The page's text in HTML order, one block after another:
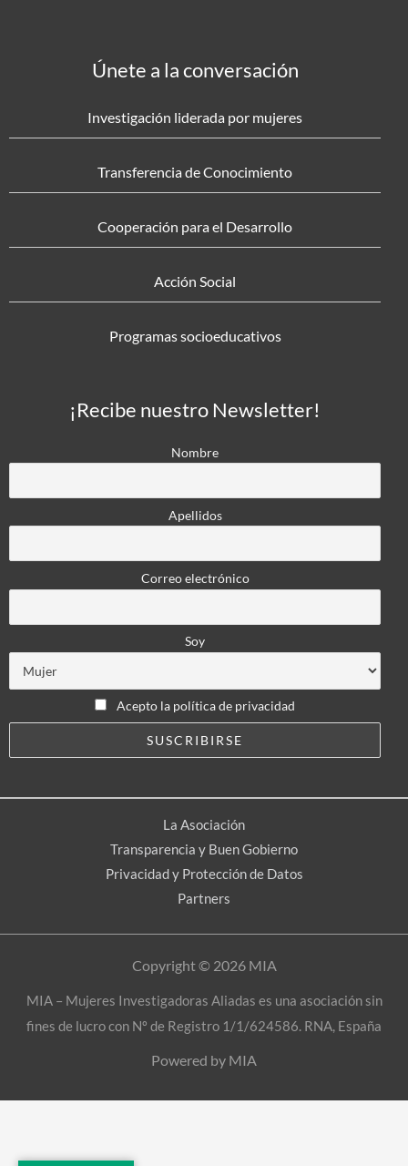
Únete a la conversación
Investigación liderada por mujeres
Transferencia de Conocimiento
Cooperación para el Desarrollo
Acción Social
Programas socioeducativos
¡Recibe nuestro Newsletter!
Nombre
Apellidos
Correo electrónico
Soy
Acepto la política de privacidad
La Asociación
Transparencia y Buen Gobierno
Privacidad y Protección de Datos
Partners
Copyright © 2026 MIA
MIA – Mujeres Investigadoras Aliadas es una asociación sin
fines de lucro con Nº de Registro 1/1/624586. RNA, España
Powered by MIA